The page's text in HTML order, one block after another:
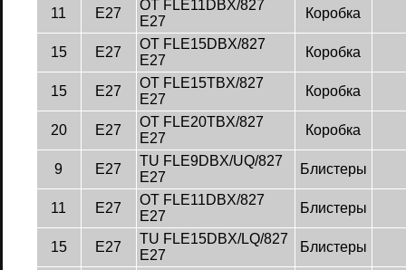
11 E27
OT FLE11DBX/827
E27
Коробка
15 E27
OT FLE15DBX/827
E27
Коробка
15 E27
OT FLE15TBX/827
E27
Коробка
20 E27
OT FLE20TBX/827
E27
Коробка
9 E27
TU FLE9DBX/UQ/827
E27
Блистеры
11 E27
OT FLE11DBX/827
E27
Блистеры
15 E27
TU FLE15DBX/LQ/827
E27
Блистеры